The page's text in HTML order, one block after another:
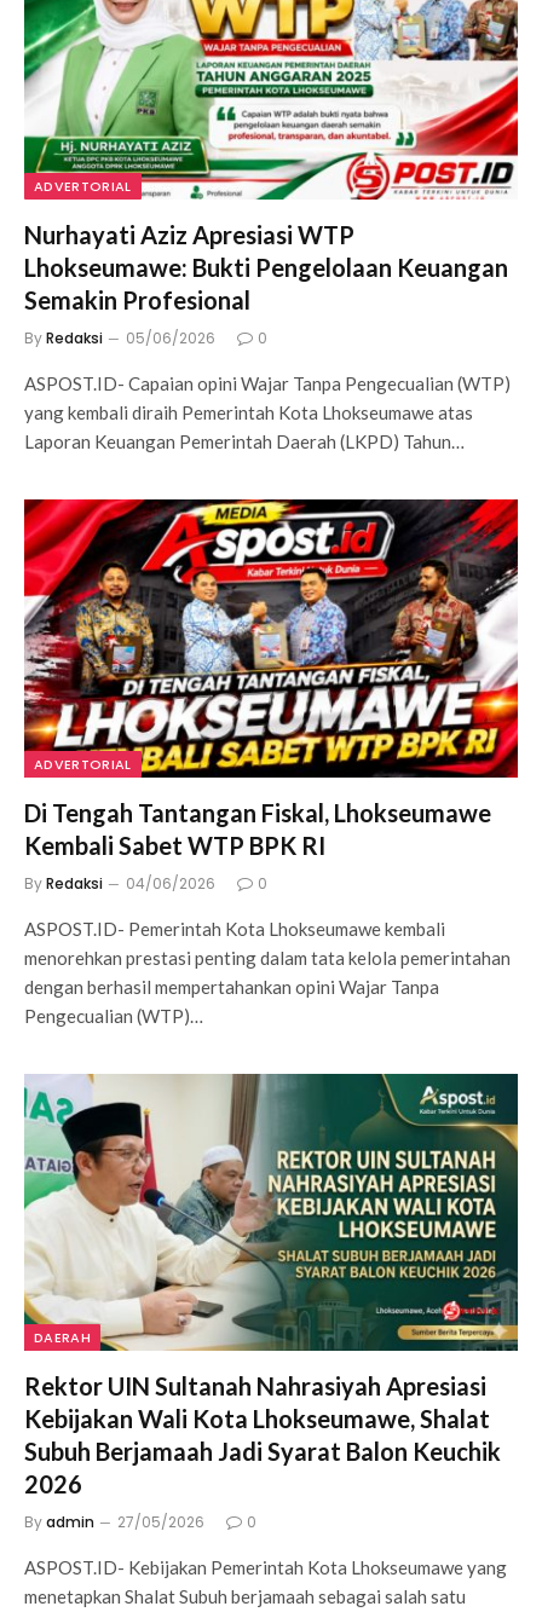
ADVERTORIAL
Nurhayati Aziz Apresiasi WTP
Lhokseumawe: Bukti Pengelolaan Keuangan
Semakin Profesional
ByRedaksi 05/06/2026 0
ASPOST.ID- Capaian opini Wajar Tanpa Pengecualian (WTP)
yang kembali diraih Pemerintah Kota Lhokseumawe atas
Laporan Keuangan Pemerintah Daerah (LKPD) Tahun…
ADVERTORIAL
Di Tengah Tantangan Fiskal, Lhokseumawe
Kembali Sabet WTP BPK RI
ByRedaksi 04/06/2026 0
ASPOST.ID- Pemerintah Kota Lhokseumawe kembali
menorehkan prestasi penting dalam tata kelola pemerintahan
dengan berhasil mempertahankan opini Wajar Tanpa
Pengecualian (WTP)…
DAERAH
Rektor UIN Sultanah Nahrasiyah Apresiasi
Kebijakan Wali Kota Lhokseumawe, Shalat
Subuh Berjamaah Jadi Syarat Balon Keuchik
2026
Byadmin 27/05/2026 0
ASPOST.ID- Kebijakan Pemerintah Kota Lhokseumawe yang
menetapkan Shalat Subuh berjamaah sebagai salah satu